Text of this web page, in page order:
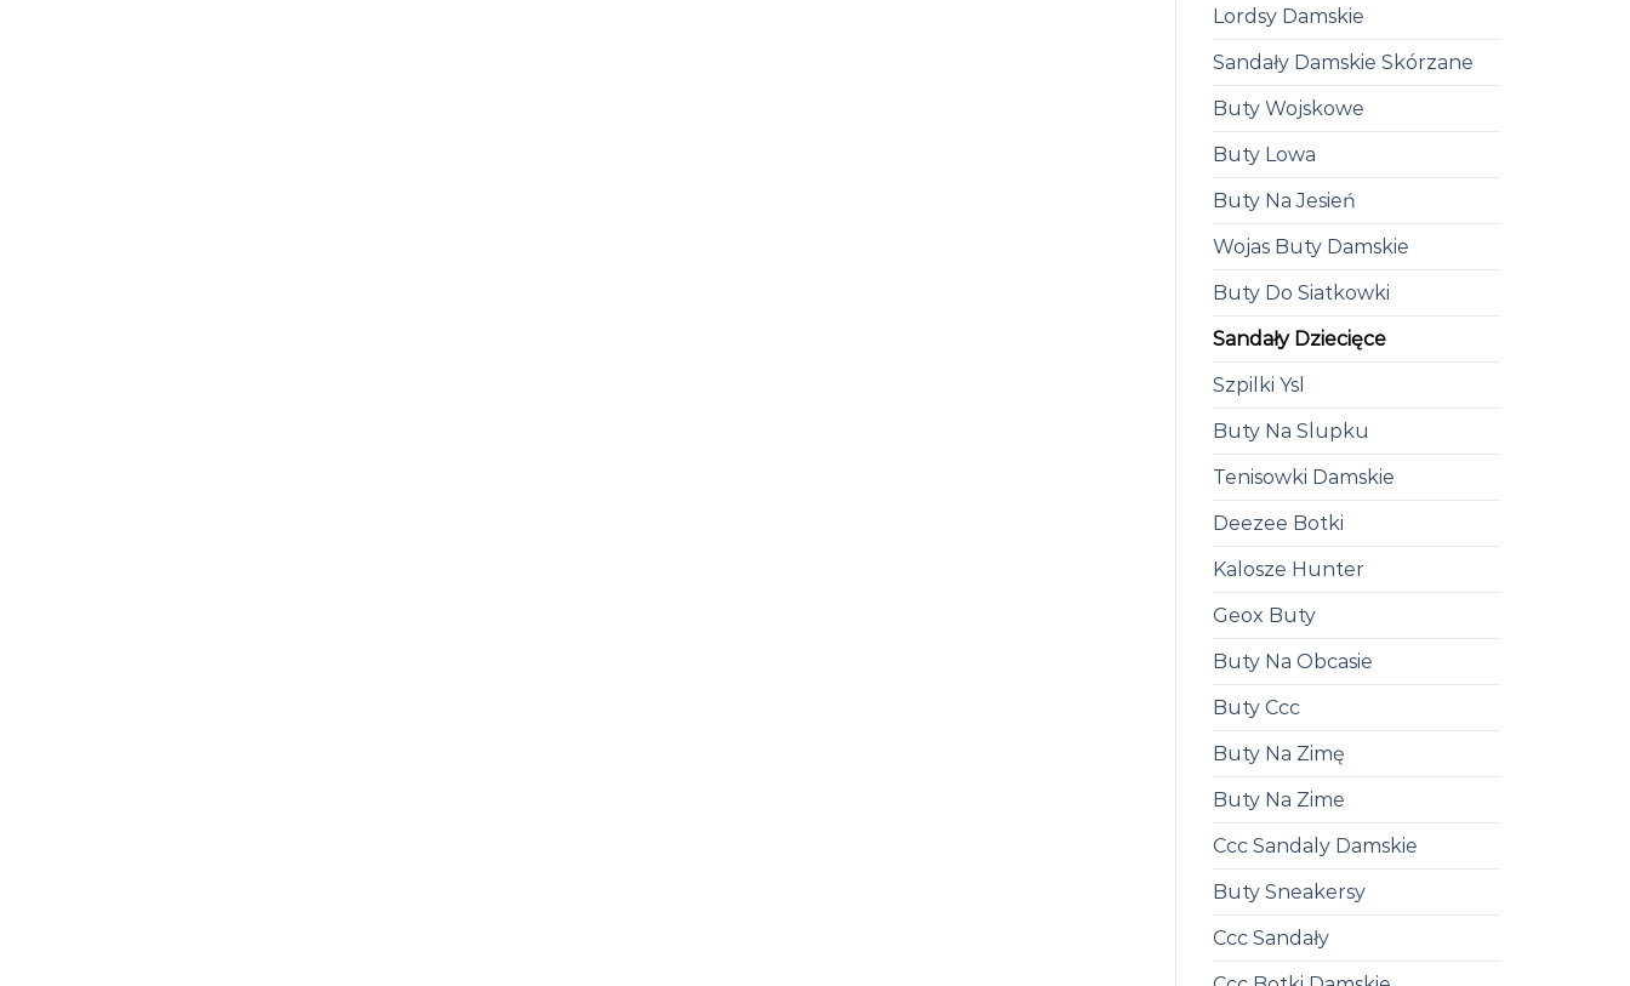
Lordsy Damskie
Sandały Damskie Skórzane
Buty Wojskowe
Buty Lowa
Buty Na Jesień
Wojas Buty Damskie
Buty Do Siatkowki
Sandały Dziecięce
Szpilki Ysl
Buty Na Slupku
Tenisowki Damskie
Deezee Botki
Kalosze Hunter
Geox Buty
Buty Na Obcasie
Buty Ccc
Buty Na Zimę
Buty Na Zime
Ccc Sandaly Damskie
Buty Sneakersy
Ccc Sandały